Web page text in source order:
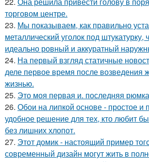
торговом центре.
23. Мы показываем, как правильно
металлический уголок под штукатурку,
идеально ровный и аккуратный
24. На первый взгляд статичные
деле первое время после возведения
жизнью.
25. Это моя первая и. последняя
26. Обои на липкой основе - простое и
удобное решение для тех, кто любит
без лишних хлопот.
27. Этот домик - настоящий пример
современный дизайн могут жить в